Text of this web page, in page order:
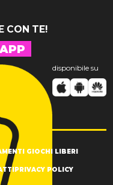
CON TE!
disponibile su
GIOCHI LIBERI
PRIVACY POLICY